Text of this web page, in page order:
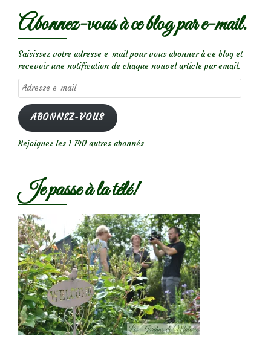
Abonnez-vous à ce blog par e-mail.
Saisissez votre adresse e-mail pour vous abonner à ce blog et
recevoir une notification de chaque nouvel article par email.
Adresse
e-
mail
ABONNEZ-VOUS
Rejoignez les 1 740 autres abonnés
Je passe à la télé!